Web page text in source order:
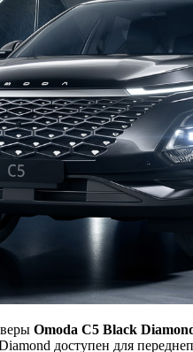
Omoda C5 Black
доступен для